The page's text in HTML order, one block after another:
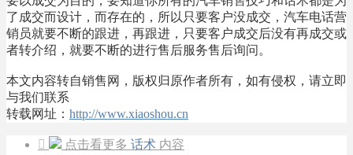
了成交而设计，而存在的，所以只要客户没成交，汽车电话营
销员就要不断的跟进，再跟进，只要客户成交后没有再成交或
者转介绍，就要不断的进行售后服务售后询问。
本文内容转自销售网，版权归原作者所有，如有侵权，请立即
与我们联系
转载网址： http://www.xiaoshou.cn
 点击看更多 话术 内容